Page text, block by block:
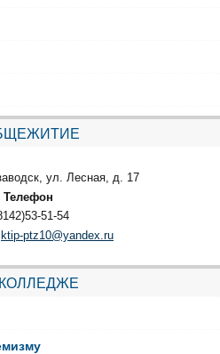
ул. Лесная, д. 17
Телефон
51-54
ktip-ptz10@yandex.ru